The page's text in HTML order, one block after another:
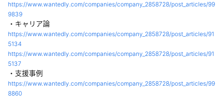
https://www.wantedly.com/companies/company_2858728/post_articles/99
9839
・キャリア論
https://www.wantedly.com/companies/company_2858728/post_articles/91
5134
https://www.wantedly.com/companies/company_2858728/post_articles/91
5137
・支援事例
https://www.wantedly.com/companies/company_2858728/post_articles/99
8860